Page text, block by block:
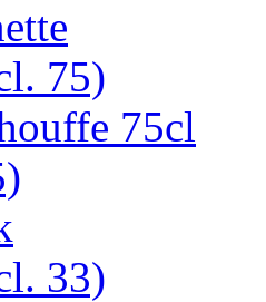
75)
75cl
33)